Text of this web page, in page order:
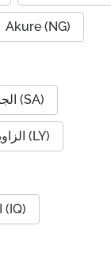
Akure (NG)
Al Jubayl, الجبيل (SA)
Al Zawiyah, الزاوية (LY)
Al-Shatrah, الشطرة (IQ)